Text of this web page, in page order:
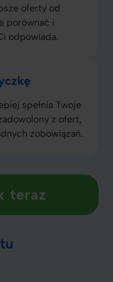
oferty od
porównać i
odpowiada.
spełnia Twoje
z ofert,
zobowiązań.
teraz